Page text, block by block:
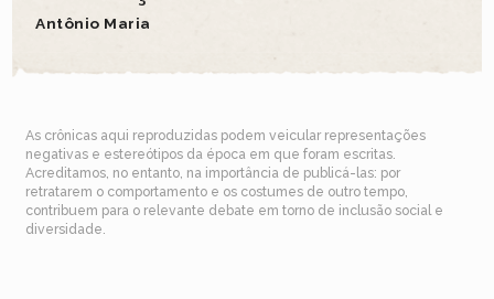
Antônio Maria
As crônicas aqui reproduzidas podem veicular representações
negativas e estereótipos da época em que foram escritas.
Acreditamos, no entanto, na importância de publicá-las: por
retratarem o comportamento e os costumes de outro tempo,
contribuem para o relevante debate em torno de inclusão social e
diversidade.